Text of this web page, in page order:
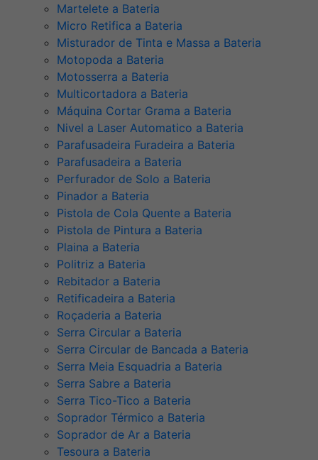
Martelete a Bateria
Micro Retifica a Bateria
Misturador de Tinta e Massa a Bateria
Motopoda a Bateria
Motosserra a Bateria
Multicortadora a Bateria
Máquina Cortar Grama a Bateria
Nivel a Laser Automatico a Bateria
Parafusadeira Furadeira a Bateria
Parafusadeira a Bateria
Perfurador de Solo a Bateria
Pinador a Bateria
Pistola de Cola Quente a Bateria
Pistola de Pintura a Bateria
Plaina a Bateria
Politriz a Bateria
Rebitador a Bateria
Retificadeira a Bateria
Roçaderia a Bateria
Serra Circular a Bateria
Serra Circular de Bancada a Bateria
Serra Meia Esquadria a Bateria
Serra Sabre a Bateria
Serra Tico-Tico a Bateria
Soprador Térmico a Bateria
Soprador de Ar a Bateria
Tesoura a Bateria